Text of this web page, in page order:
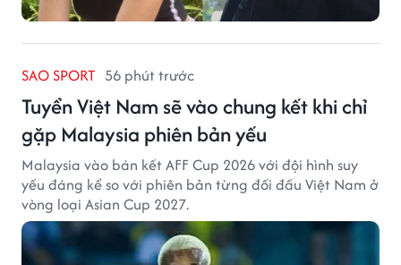
SAO SPORT 56 phút trước
Tuyển Việt Nam sẽ vào chung kết khi chỉ
gặp Malaysia phiên bản yếu
Malaysia vào bán kết AFF Cup 2026 với đội hình suy
yếu đáng kể so với phiên bản từng đối đầu Việt Nam ở
vòng loại Asian Cup 2027.